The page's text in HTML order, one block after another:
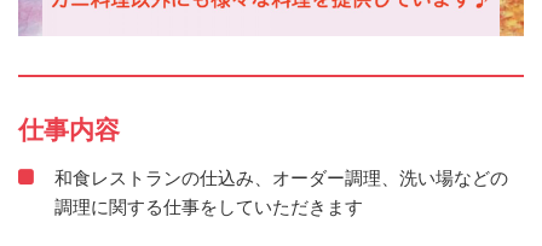
仕事内容
和食レストランの仕込み、オーダー調理、洗い場などの
調理に関する仕事をしていただきます